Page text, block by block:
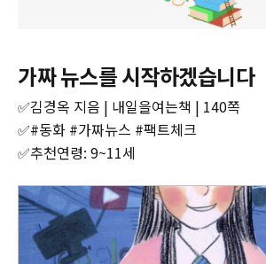
가짜 뉴스를 시작하겠습니다
✅김경옥 지음 | 내일을여는책 | 140쪽
✅#동화 #가짜뉴스 #팩트체크
✅추천연령: 9~11세